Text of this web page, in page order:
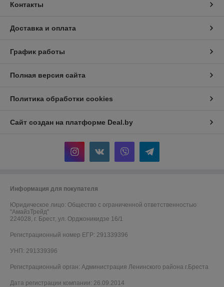
Контакты
Доставка и оплата
График работы
Полная версия сайта
Политика обработки cookies
Сайт создан на платформе Deal.by
Информация для покупателя
Юридическое лицо: Общество с ограниченной ответственностью
"АмайзТрейд"
224028, г. Брест, ул. Орджоникидзе 16/1
Регистрационный номер ЕГР: 291339396
УНП: 291339396
Регистрационный орган: Администрация Ленинского района г.Бреста
Дата регистрации компании: 26.09.2014